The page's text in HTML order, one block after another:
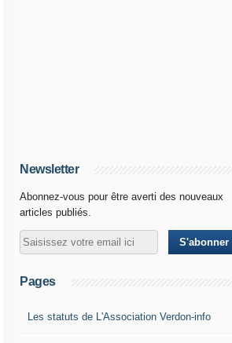
Newsletter
Abonnez-vous pour être averti des nouveaux
articles publiés.
Pages
Les statuts de L'Association Verdon-info